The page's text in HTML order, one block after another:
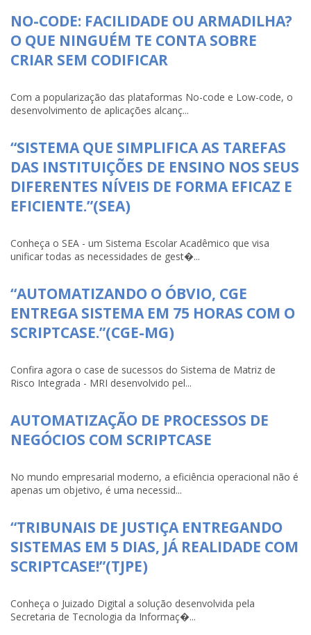
NO-CODE: FACILIDADE OU ARMADILHA?
O QUE NINGUÉM TE CONTA SOBRE
CRIAR SEM CODIFICAR
Com a popularização das plataformas No-code e Low-code, o
desenvolvimento de aplicações alcanç...
“SISTEMA QUE SIMPLIFICA AS TAREFAS
DAS INSTITUIÇÕES DE ENSINO NOS SEUS
DIFERENTES NÍVEIS DE FORMA EFICAZ E
EFICIENTE.”(SEA)
Conheça o SEA - um Sistema Escolar Acadêmico que visa
unificar todas as necessidades de gest�...
“AUTOMATIZANDO O ÓBVIO, CGE
ENTREGA SISTEMA EM 75 HORAS COM O
SCRIPTCASE.”(CGE-MG)
Confira agora o case de sucessos do Sistema de Matriz de
Risco Integrada - MRI desenvolvido pel...
AUTOMATIZAÇÃO DE PROCESSOS DE
NEGÓCIOS COM SCRIPTCASE
No mundo empresarial moderno, a eficiência operacional não é
apenas um objetivo, é uma necessid...
“TRIBUNAIS DE JUSTIÇA ENTREGANDO
SISTEMAS EM 5 DIAS, JÁ REALIDADE COM
SCRIPTCASE!”(TJPE)
Conheça o Juizado Digital a solução desenvolvida pela
Secretaria de Tecnologia da Informaç�...